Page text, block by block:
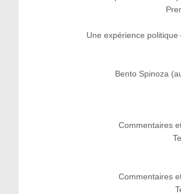
Une expérience
Bento Spinoza
Commentaires
Commentaires